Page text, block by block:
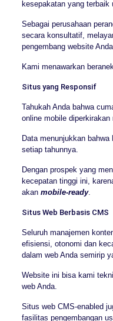
kesepakatan yang terbaik
Sebagai perusahaan
secara konsultatif,
pengembang website
Kami menawarkan
Situs yang Responsif
Tahukah Anda bahwa
online mobile
Data menunjukkan
setiap tahunnya.
Dengan prospek yang
kecepatan tinggi ini,
akan mobile-ready.
Situs Web Berbasis CMS
Seluruh manajemen
efisiensi, otonomi dan
dalam web Anda semirip
Website ini bisa kami
web Anda.
Situs web CMS-enabled
fasilitas pengembangan